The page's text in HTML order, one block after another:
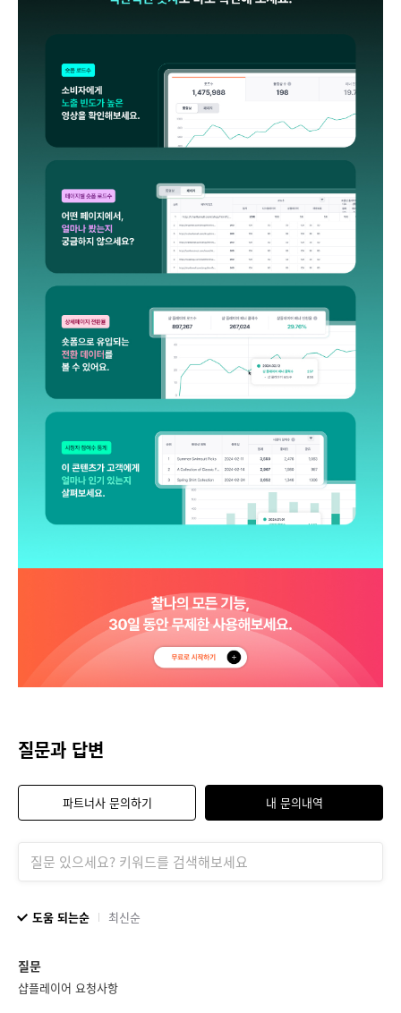
질문과 답변
파트너사 문의하기 내 문의내역
도움 되는순 최신순
질문
샵플레이어 요청사항